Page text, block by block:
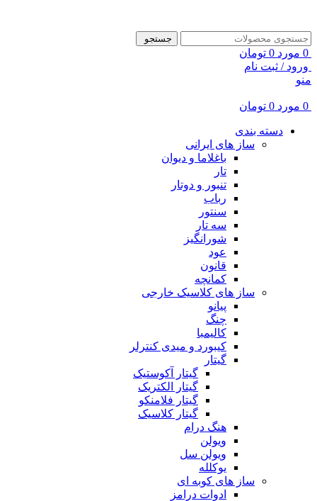
جستجو
0 مورد 0 تومان
ورود / ثبت نام
منو
0 مورد 0 تومان
دسته بندی
ساز های ایرانی
باغلاما و دیوان
تار
تنبور و دوتار
رباب
سنتور
سه تار
شورانگیز
عود
قانون
کمانچه
ساز های کلاسیک خارجی
پیانو
چنگ
کالیمبا
کیبورد و میدی کنترلر
گیتار
گیتار آکوستیک
گیتار الکتریک
گیتار فلامنکو
گیتار کلاسیک
هنگ درام
ویولن
ویولن سل
یوکلله
ساز های کوبه ای
ادوات درامز